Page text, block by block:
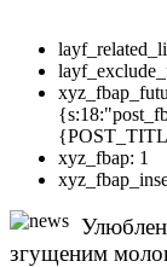
xyz_fbap: 1
згущеним